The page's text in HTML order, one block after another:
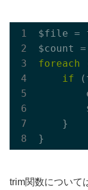
$file =
$count =
foreach
if
    }
trim関数について